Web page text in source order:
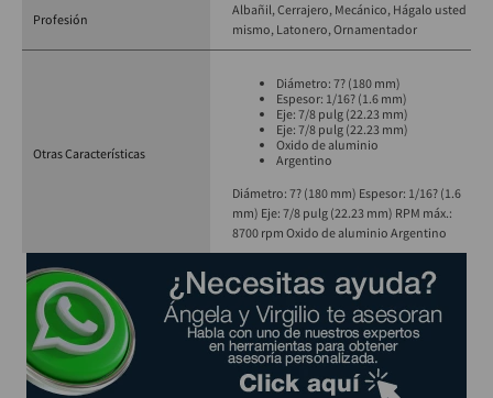
Profesión
Albañil Cerrajero Mecánico Hágalo usted
mismo Latonero Ornamentador
Otras Características
Diámetro: 7? (180 mm)
Espesor: 1/16? (1.6 mm)
Eje: 7/8 pulg (22.23 mm)
Eje: 7/8 pulg (22.23 mm)
Oxido de aluminio
Argentino
Diámetro: 7? (180 mm) Espesor: 1/16? (1.6
mm) Eje: 7/8 pulg (22.23 mm) RPM máx.:
8700 rpm Oxido de aluminio Argentino